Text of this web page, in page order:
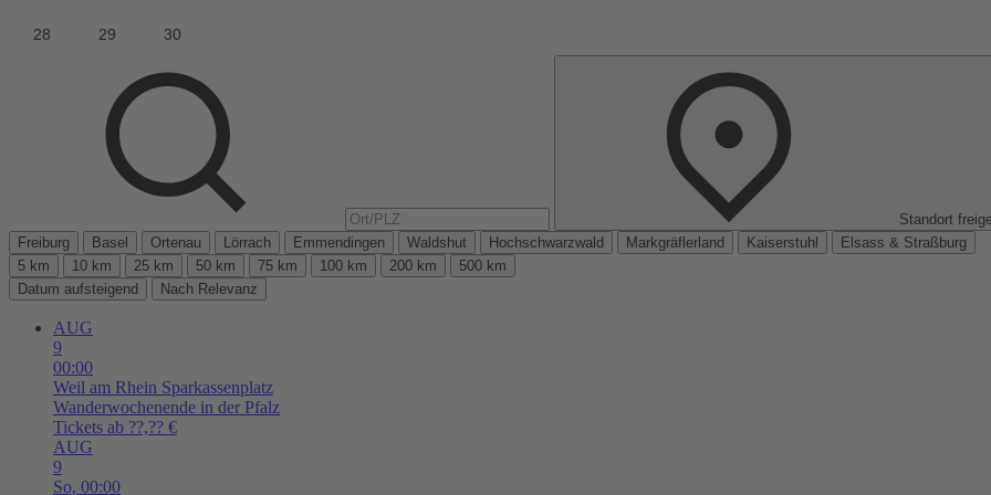
Standort
Freiburg
Basel Ortenau Lörrach Emmendingen Waldshut Hochschwarzwald Markgräflerland Kaiserstuhl
Elsass & Straßburg
5 km
10 km 25 km 50 km 75 km 100 km 200 km
500 km
Datum aufsteigend
Nach Relevanz
AUG
9
00:00
Weil am Rhein Sparkassenplatz
Wanderwochenende in der Pfalz
Tickets ab ??,?? €
AUG
9
So, 00:00